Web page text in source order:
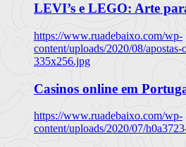
LEVI’s e LEGO: Arte
https://www.ruadebaixo.com/wp-
content/uploads/2020/08/
335x256.jpg
Casinos online em
https://www.ruadebaixo.com/wp-
content/uploads/2020/07/